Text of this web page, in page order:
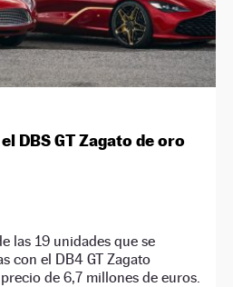
DBS GT Zagato de oro
las 19 unidades que se
con el DB4 GT Zagato
de 6,7 millones de euros.